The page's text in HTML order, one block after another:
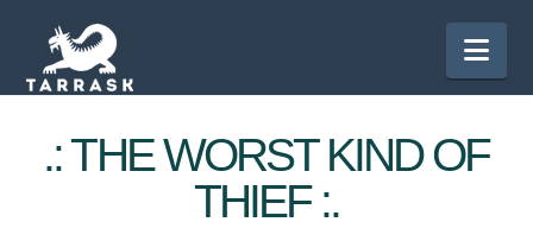
.: THE WORST KIND OF
THIEF :.